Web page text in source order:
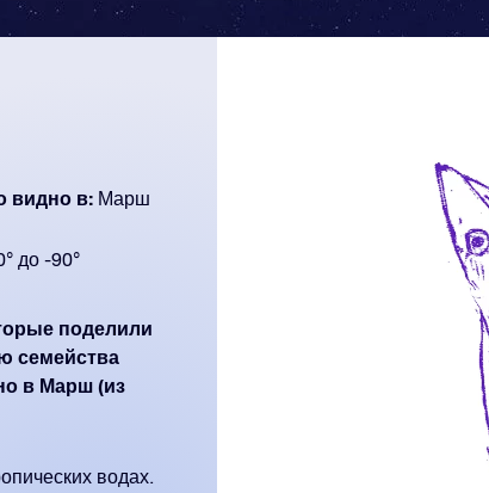
видно в: Марш
до -90°
поделили
семейства
в Марш (из
водах.